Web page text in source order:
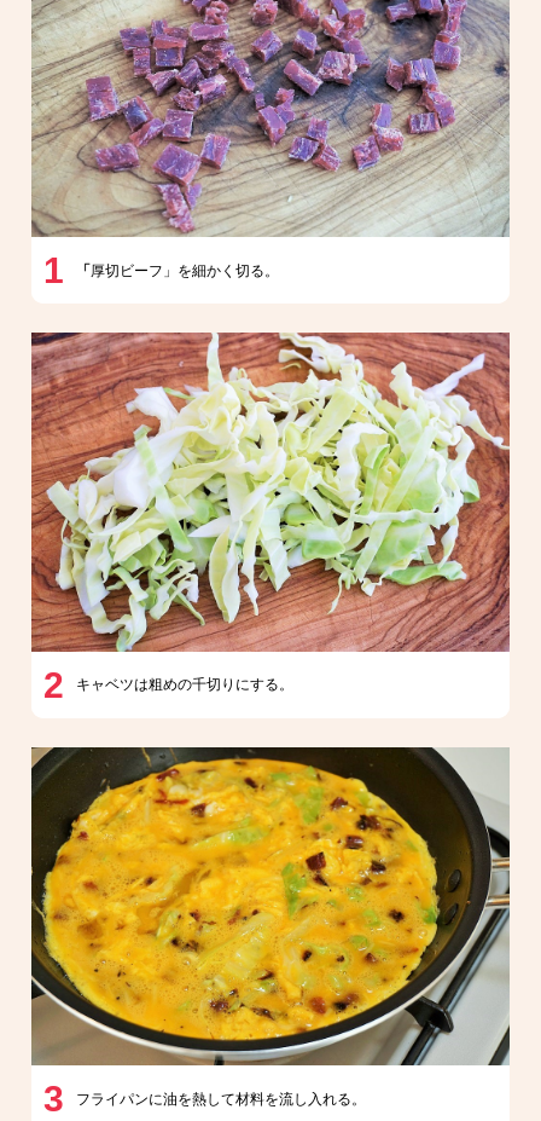
1 「厚切ビーフ」を細かく切る。
2 キャベツは粗めの千切りにする。
3 フライパンに油を熱して材料を流し入れる。